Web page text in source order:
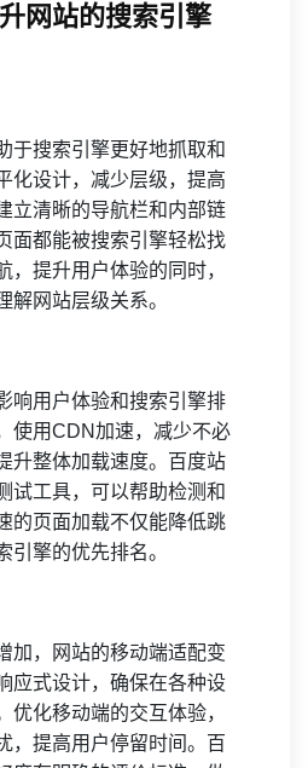
网站的搜索引擎
于搜索引擎更好地抓取和
化设计，减少层级，提高
立清晰的导航栏和内部链
面都能被搜索引擎轻松找
，提升用户体验的同时，
解网站层级关系。
响用户体验和搜索引擎排
使用CDN加速，减少不必
升整体加载速度。百度站
试工具，可以帮助检测和
的页面加载不仅能降低跳
引擎的优先排名。
加，网站的移动端适配变
应式设计，确保在各种设
优化移动端的交互体验，
，提高用户停留时间。百